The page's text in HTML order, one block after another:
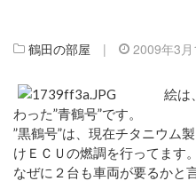
鶴田の部屋 | 2009年3月
絵は
わった”青鶴号”です。
”黒鶴号”は、現在チタニウム
けＥＣＵの燃調を行ってます。
なぜに２台も車両が要るかと